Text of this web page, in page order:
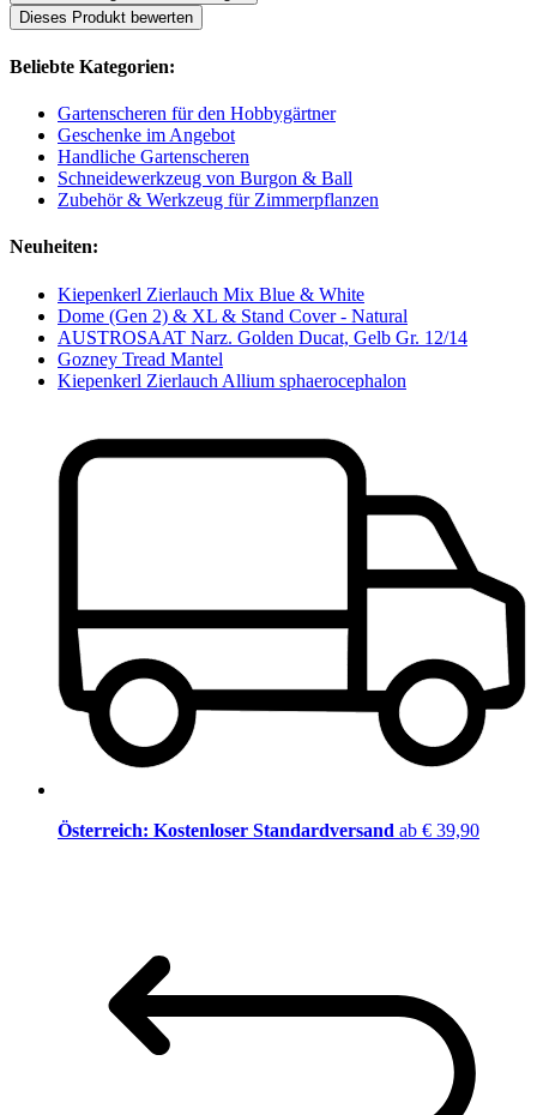
Dieses Produkt bewerten
Beliebte Kategorien:
Gartenscheren für den Hobbygärtner
Geschenke im Angebot
Handliche Gartenscheren
Schneidewerkzeug von Burgon & Ball
Zubehör & Werkzeug für Zimmerpflanzen
Neuheiten:
Kiepenkerl Zierlauch Mix Blue & White
Dome (Gen 2) & XL & Stand Cover - Natural
AUSTROSAAT Narz. Golden Ducat, Gelb Gr. 12/14
Gozney Tread Mantel
Kiepenkerl Zierlauch Allium sphaerocephalon
Österreich: Kostenloser Standardversand ab € 39,90